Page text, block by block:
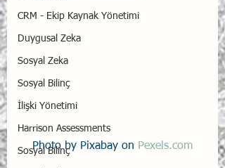
CRM - Ekip Kaynak Yönetimi
Duygusal Zeka
Sosyal Zeka
Sosyal Bilinç
İlişki Yönetimi
Harrison Assessments
Sosyal Bilinç
Photo by Pixabay on Pexels.com